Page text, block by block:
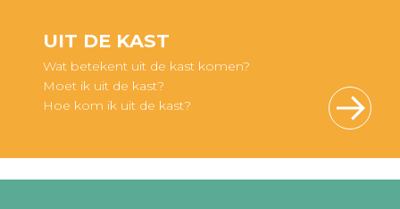
UIT DE KAST
Wat betekent uit de kast komen?
Moet ik uit de kast?
Hoe kom ik uit de kast?